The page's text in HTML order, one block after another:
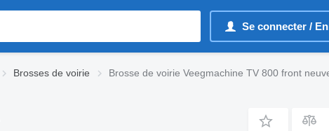
Se connecter /
Brosses de voirie Brosse de voirie Veegmachine TV 800 front